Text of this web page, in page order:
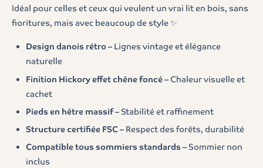
Idéal pour celles et ceux qui veulent un vrai lit en bois, sans
fioritures, mais avec beaucoup de style ✨
Design danois rétro– Lignes vintage et élégance
naturelle
Finition Hickory effet chêne foncé– Chaleur visuelle et
cachet
Pieds en hêtre massif– Stabilité et raffinement
Structure certifiée FSC– Respect des forêts, durabilité
Compatible tous sommiers standards– Sommier non
inclus